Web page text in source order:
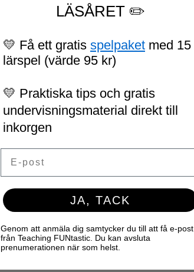
LÄSÅRET ✏️
💛 Få ett gratis spelpaket med 15
lärspel (värde 95 kr)
💛 Praktiska tips och gratis
undervisningsmaterial direkt till
inkorgen
JA, TACK
Genom att anmäla dig samtycker du till att få e-post
från Teaching FUNtastic. Du kan avsluta
prenumerationen när som helst.